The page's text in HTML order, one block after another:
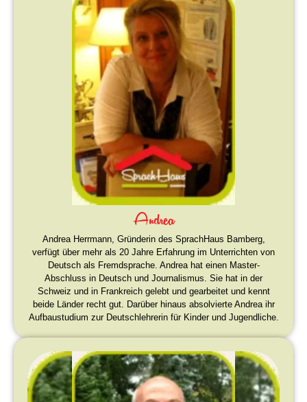
Andrea
Andrea Herrmann, Gründerin des SprachHaus Bamberg,
verfügt über mehr als 20 Jahre Erfahrung im Unterrichten von
Deutsch als Fremdsprache. Andrea hat einen Master-
Abschluss in Deutsch und Journalismus. Sie hat in der
Schweiz und in Frankreich gelebt und gearbeitet und kennt
beide Länder recht gut. Darüber hinaus absolvierte Andrea ihr
Aufbaustudium zur Deutschlehrerin für Kinder und Jugendliche.